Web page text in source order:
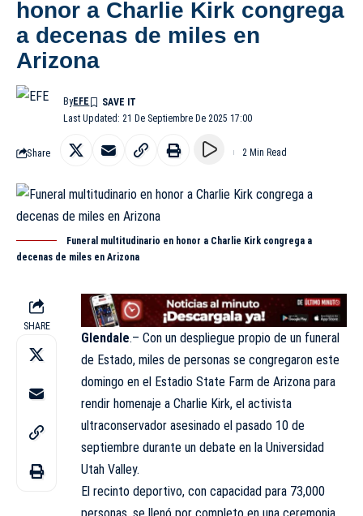
honor a Charlie Kirk congrega
a decenas de miles en
Arizona
Last Updated: 21 De Septiembre De 2025 17:00
ByEFE
Share 2 Min Read
Funeral multitudinario en honor a Charlie Kirk congrega a
decenas de miles en Arizona
SHARE
Glendale.– Con un despliegue propio de un funeral
de Estado, miles de personas se congregaron este
domingo en el Estadio State Farm de Arizona para
rendir homenaje a Charlie Kirk, el activista
ultraconservador asesinado el pasado 10 de
septiembre durante un debate en la Universidad
Utah Valley.
El recinto deportivo, con capacidad para 73,000